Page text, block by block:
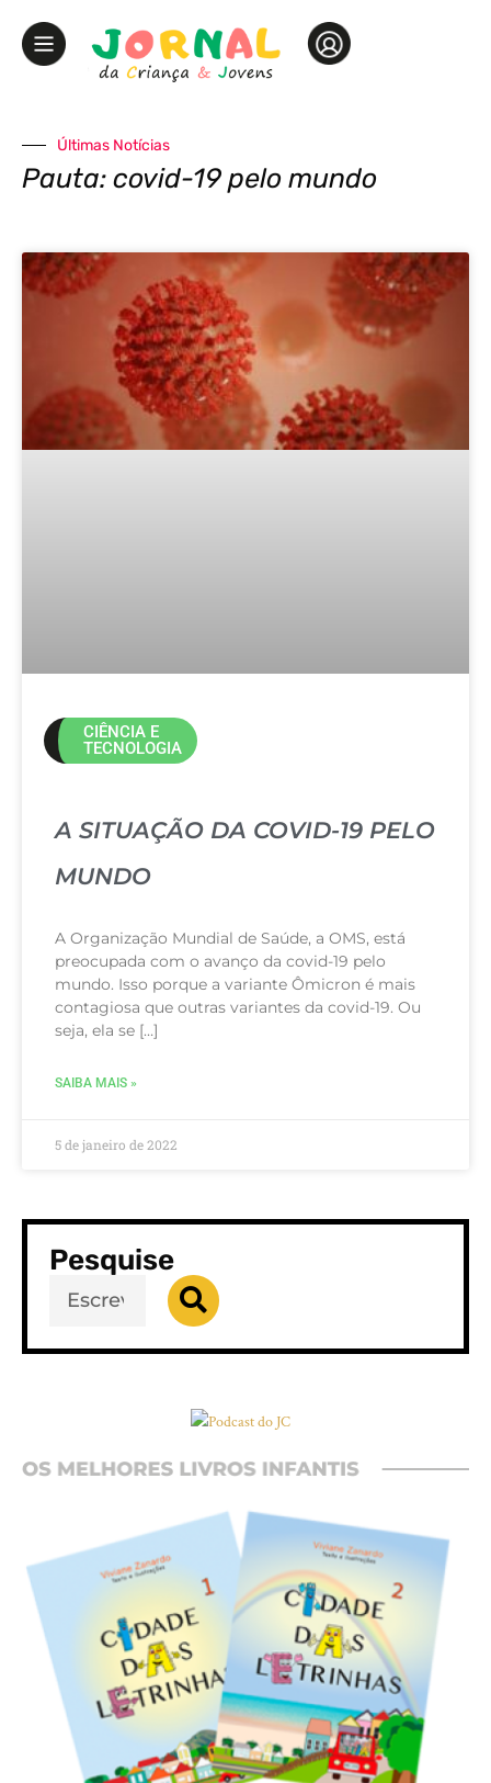
Últimas Notícias
Pauta: covid-19 pelo mundo
CIÊNCIA E
TECNOLOGIA
A SITUAÇÃO DA COVID-19 PELO
MUNDO
A Organização Mundial de Saúde, a OMS, está
preocupada com o avanço da covid-19 pelo
mundo. Isso porque a variante Ômicron é mais
contagiosa que outras variantes da covid-19. Ou
seja, ela se […]
SAIBA MAIS »
5 de janeiro de 2022
Pesquise